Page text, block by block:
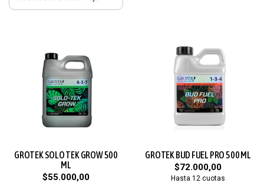
GROTEK SOLO TEK GROW 500
ML
$55.000,00
GROTEK BUD FUEL PRO 500 ML
$72.000,00
Hasta 12 cuotas